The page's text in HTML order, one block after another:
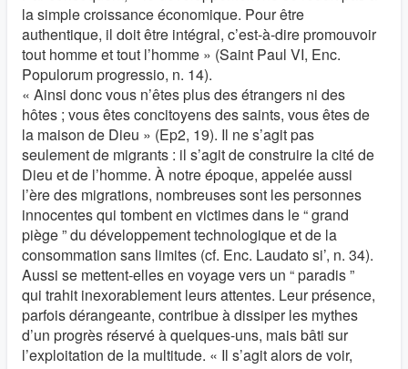
la simple croissance économique. Pour être
authentique, il doit être intégral, c’est-à-dire promouvoir
tout homme et tout l’homme » (Saint Paul VI, Enc.
Populorum progressio, n. 14).
« Ainsi donc vous n’êtes plus des étrangers ni des
hôtes ; vous êtes concitoyens des saints, vous êtes de
la maison de Dieu » (Ep2, 19). Il ne s’agit pas
seulement de migrants : il s’agit de construire la cité de
Dieu et de l’homme. À notre époque, appelée aussi
l’ère des migrations, nombreuses sont les personnes
innocentes qui tombent en victimes dans le “ grand
piège ” du développement technologique et de la
consommation sans limites (cf. Enc. Laudato si’, n. 34).
Aussi se mettent-elles en voyage vers un “ paradis ”
qui trahit inexorablement leurs attentes. Leur présence,
parfois dérangeante, contribue à dissiper les mythes
d’un progrès réservé à quelques-uns, mais bâti sur
l’exploitation de la multitude. « Il s’agit alors de voir,